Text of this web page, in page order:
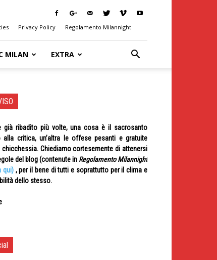
Privacy Policy Regolamento Milannight
MILAN EXTRA
già ribadito più volte, una cosa è il sacrosanto
alla critica, un’altra le offese pesanti e gratuite
chicchessia. Chiediamo cortesemente di attenersi
del blog (contenute in Regolamento Milannight
qui), per il bene di tutti e soprattutto per il clima e
dello stesso.